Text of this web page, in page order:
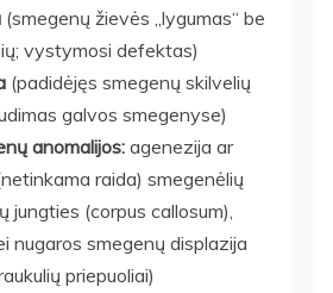
(smegenų žievės „lygumas“ be
vystymosi defektas)
(padidėjęs smegenų skilvelių
galvos smegenyse)
anomalijos: agenezija ar
raida) smegenėlių
jungties (corpus callosum),
nugaros smegenų displazija
priepuoliai)